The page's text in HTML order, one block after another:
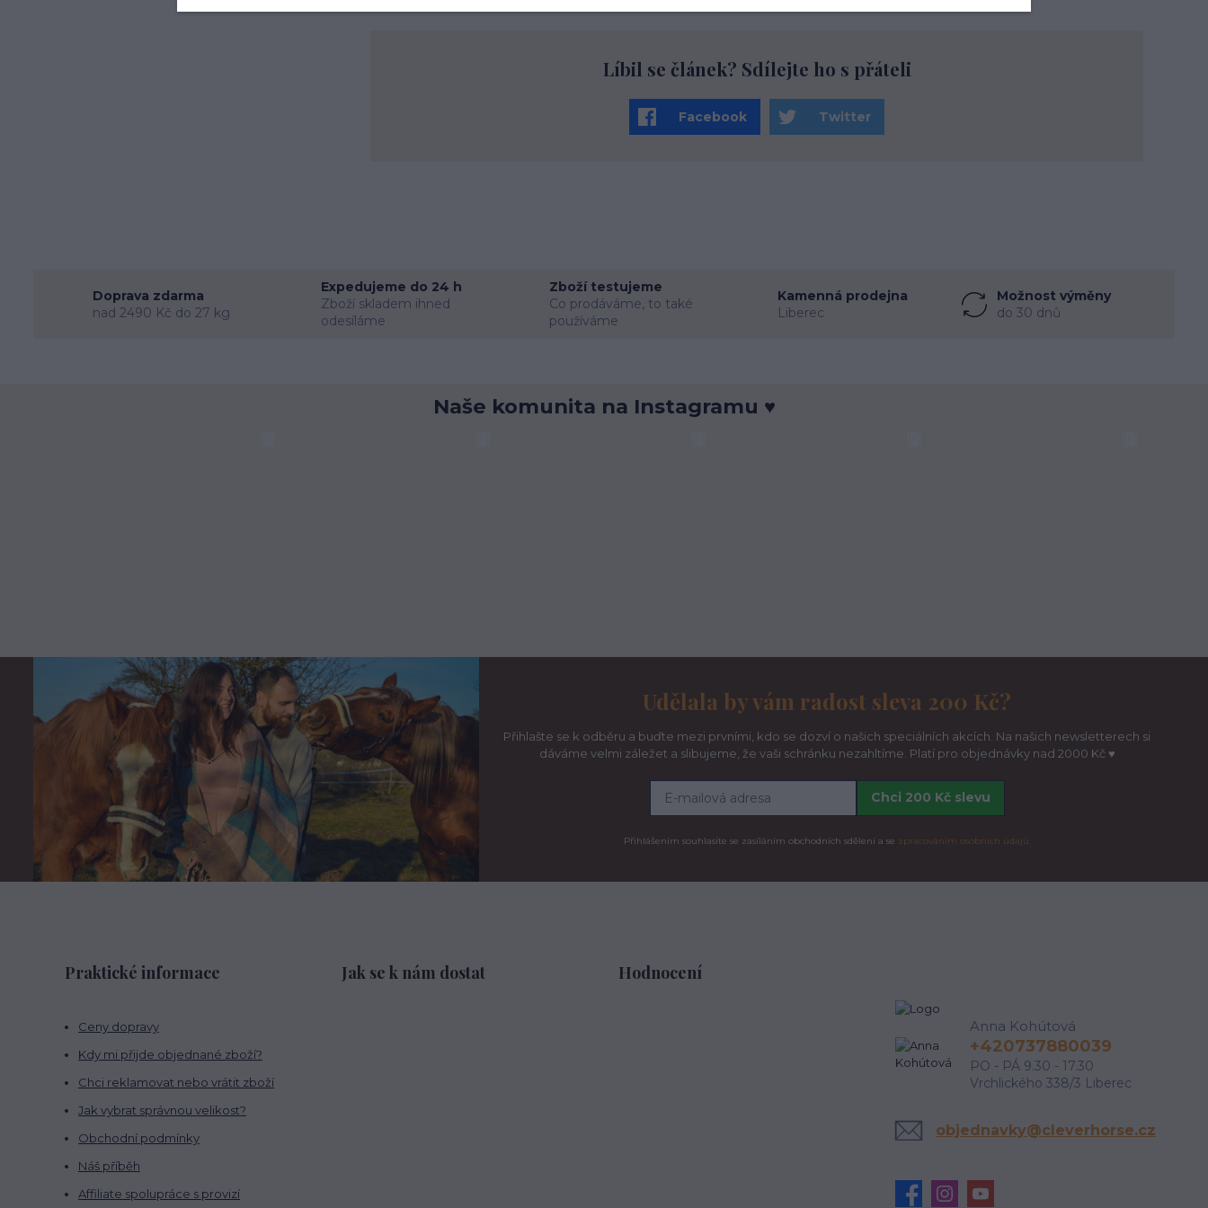
Líbil se článek? Sdílejte ho s přáteli
Facebook Twitter
Doprava zdarma
nad 2490 Kč do 27 kg
Expedujeme do 24 h
Zboží skladem ihned
odesíláme
Zboží testujeme
Co prodáváme, to také
používáme
Kamenná prodejna
Liberec
Možnost výměny
do 30 dnů
Naše komunita na Instagramu ♥
Udělala by vám radost sleva 200 Kč?
Přihlašte se k odběru a buďte mezi prvními, kdo se dozví o našich speciálních akcích. Na našich newsletterech si
dáváme velmi záležet a slibujeme, že vaši schránku nezahltíme. Platí pro objednávky nad 2000 Kč ♥
Chci 200 Kč slevu
Přihlášením souhlasíte se zasíláním obchodních sdělení a se zpracováním osobních údajů.
Praktické informace
Ceny dopravy
Kdy mi přijde objednané zboží?
Chci reklamovat nebo vrátit zboží
Jak vybrat správnou velikost?
Obchodní podmínky
Náš příběh
Affiliate spolupráce s provizí
Jak se k nám dostat Hodnocení
Anna Kohútová
+420737880039
PO - PÁ 9.30 - 17.30
Vrchlického 338/3 Liberec
objednavky@cleverhorse.cz